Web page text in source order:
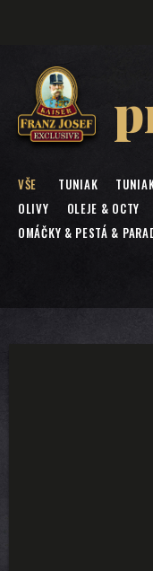
VŠE TUNIAK
OLIVY
OLEJE & OCTY
OMÁČKY & PESTÁ &